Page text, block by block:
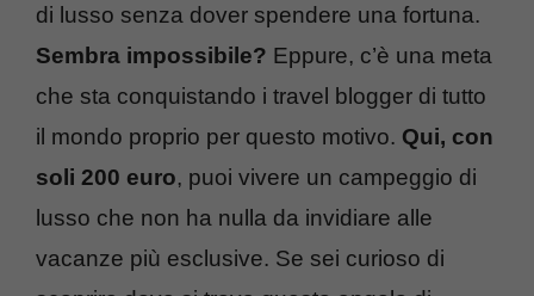
di lusso senza dover spendere una fortuna.
Sembra impossibile? Eppure, c’è una meta
che sta conquistando i travel blogger di tutto
il mondo proprio per questo motivo. Qui, con
soli 200 euro, puoi vivere un campeggio di
lusso che non ha nulla da invidiare alle
vacanze più esclusive. Se sei curioso di